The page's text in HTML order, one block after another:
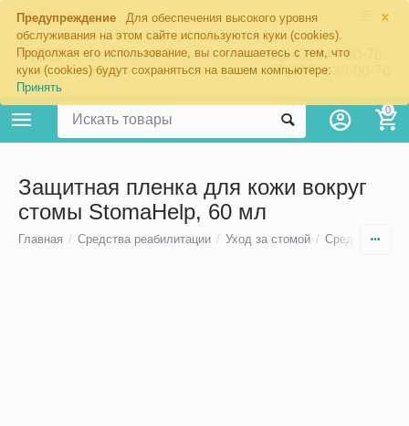
×
Предупреждение
Для обеспечения высокого уровня
обслуживания на этом сайте используются куки (cookies).
Продолжая его использование, вы соглашаетесь с тем, что
куки (cookies) будут сохраняться на вашем компьютере:
Принять
Екатеринбург
8 (343) 344-60-76
+7 (967) 639-00-76
0
Защитная пленка для кожи вокруг
стомы StomaHelp, 60 мл
Главная / Средства реабилитации / Уход за стомой / Средства по